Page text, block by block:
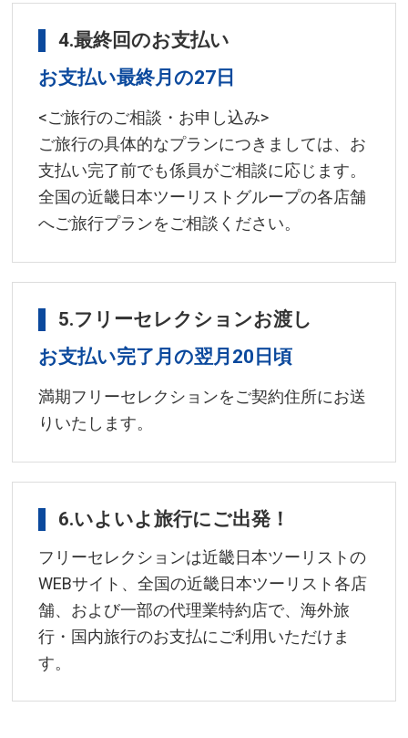
4.最終回のお支払い
お支払い最終月の27日
<ご旅行のご相談・お申し込み>
ご旅行の具体的なプランにつきましては、お
支払い完了前でも係員がご相談に応じます。
全国の近畿日本ツーリストグループの各店舗
へご旅行プランをご相談ください。
5.フリーセレクションお渡し
お支払い完了月の翌月20日頃
満期フリーセレクションをご契約住所にお送
りいたします。
6.いよいよ旅行にご出発！
フリーセレクションは近畿日本ツーリストの
WEBサイト、全国の近畿日本ツーリスト各店
舗、および一部の代理業特約店で、海外旅
行・国内旅行のお支払にご利用いただけま
す。